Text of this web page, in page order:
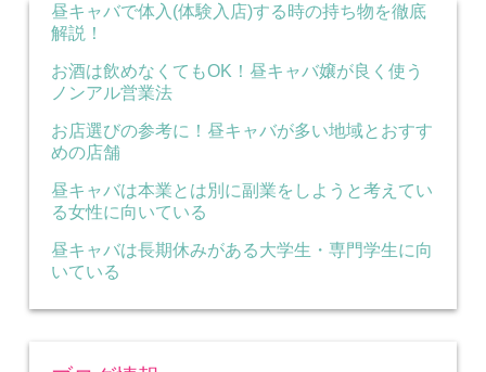
昼キャバで体入(体験入店)する時の持ち物を徹底
解説！
お酒は飲めなくてもOK！昼キャバ嬢が良く使う
ノンアル営業法
お店選びの参考に！昼キャバが多い地域とおすす
めの店舗
昼キャバは本業とは別に副業をしようと考えてい
る女性に向いている
昼キャバは長期休みがある大学生・専門学生に向
いている